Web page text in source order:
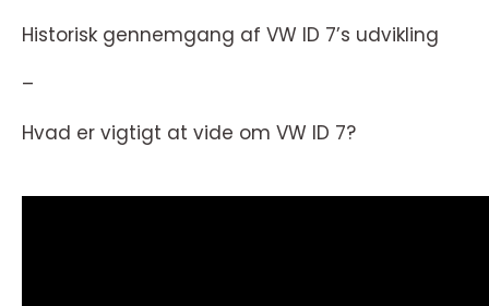
Historisk gennemgang af VW ID 7’s udvikling
–
Hvad er vigtigt at vide om VW ID 7?